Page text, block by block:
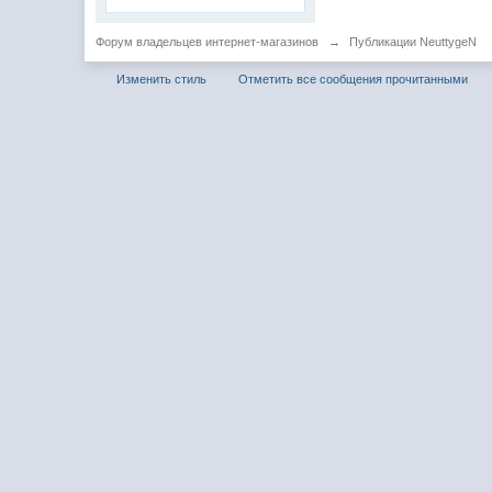
Форум владельцев интернет-магазинов → Публикации NeuttygeN
Изменить стиль Отметить все сообщения прочитанными